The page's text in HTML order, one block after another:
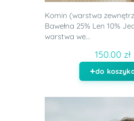
Komin (warstwa
Bawełna 25% Len 10%
warstwa we...
150.00 zł
do